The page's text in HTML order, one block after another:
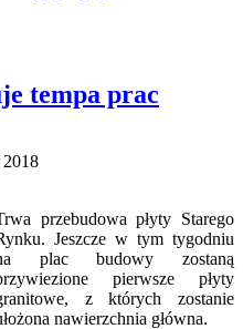
tempa prac
przebudowa płyty Starego
Jeszcze w tym tygodniu
plac budowy zostaną
pierwsze płyty
z których zostanie
nawierzchnia główna.